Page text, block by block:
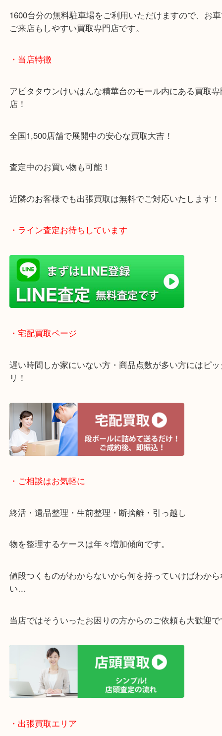
ブランドバッグは放置しているだけでベタ剥がれな
が出てきますので、使わないものは早く持って来て
・Googleマップ
1600台分の無料駐車場をご利用いただけますので
ご来店もしやすい買取専門店です。
店！
全国1,500店舗で展開中の安心な買取大吉！
査定中のお買い物も可能！
近隣のお客様でも出張買取は無料でご対応いたしま
・ライン査定お待ちしています